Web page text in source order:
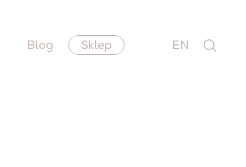
Blog Sklep EN